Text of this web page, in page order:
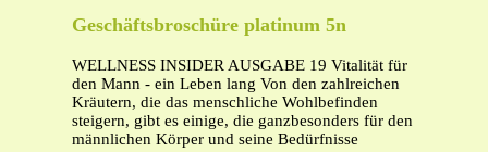
Geschäftsbroschüre platinum 5n
WELLNESS INSIDER AUSGABE 19 Vitalität für
den Mann - ein Leben lang Von den zahlreichen
Kräutern, die das menschliche Wohlbefinden
steigern, gibt es einige, die ganzbesonders für den
männlichen Körper und seine Bedürfnisse